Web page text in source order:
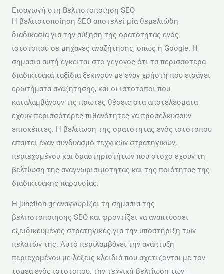
Εισαγωγή στη Βελτιστοποίηση SEO
Η βελτιστοποίηση SEO αποτελεί μία θεμελιώδη
διαδικασία για την αύξηση της ορατότητας ενός
ιστότοπου σε μηχανές αναζήτησης, όπως η Google. Η
σημασία αυτή έγκειται στο γεγονός ότι τα περισσότερα
διαδικτυακά ταξίδια ξεκινούν με έναν χρήστη που εισάγει
ερωτήματα αναζήτησης, και οι ιστότοποι που
καταλαμβάνουν τις πρώτες θέσεις στα αποτελέσματα
έχουν περισσότερες πιθανότητες να προσελκύσουν
επισκέπτες. Η βελτίωση της ορατότητας ενός ιστότοπου
απαιτεί έναν συνδυασμό τεχνικών στρατηγικών,
περιεχομένου και δραστηριοτήτων που στόχο έχουν τη
βελτίωση της αναγνωρισιμότητας και της ποιότητας της
διαδικτυακής παρουσίας.
Η junction.gr αναγνωρίζει τη σημασία της
βελτιστοποίησης SEO και φροντίζει να αναπτύσσει
εξειδικευμένες στρατηγικές για την υποστήριξη των
πελατών της. Αυτό περιλαμβάνει την ανάπτυξη
περιεχομένου με λέξεις-κλειδιά που σχετίζονται με τον
τομέα ενός ιστότοπου, την τεχνική βελτίωση των